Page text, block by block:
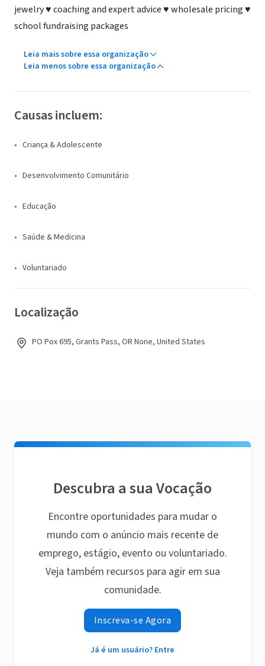
jewelry ♥ coaching and expert advice ♥ wholesale pricing ♥
school fundraising packages
Leia mais sobre essa organização
Leia menos sobre essa organização
Causas incluem:
Criança & Adolescente
Desenvolvimento Comunitário
Educação
Saúde & Medicina
Voluntariado
Localização
PO Pox 695, Grants Pass, OR None, United States
Descubra a sua Vocação
Encontre oportunidades para mudar o
mundo com o anúncio mais recente de
emprego, estágio, evento ou voluntariado.
Veja também recursos para agir em sua
comunidade.
Inscreva-se Agora
Já é um usuário? Entre